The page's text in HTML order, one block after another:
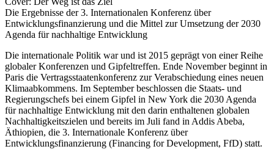
Die Ergebnisse der 3. Internationalen Konferenz über
Entwicklungsfinanzierung und die Mittel zur Umsetzung der 2030
Agenda für nachhaltige Entwicklung
Die internationale Politik war und ist 2015 geprägt von einer Reihe
globaler Konferenzen und Gipfeltreffen. Ende November beginnt in
Paris die Vertragsstaatenkonferenz zur Verabschiedung eines neuen
Klimaabkommens. Im September beschlossen die Staats- und
Regierungschefs bei einem Gipfel in New York die 2030 Agenda
für nachhaltige Entwicklung mit den darin enthaltenen globalen
Nachhaltigkeitszielen und bereits im Juli fand in Addis Abeba,
Äthiopien, die 3. Internationale Konferenz über
Entwicklungsfinanzierung (Financing for Development, FfD) statt.